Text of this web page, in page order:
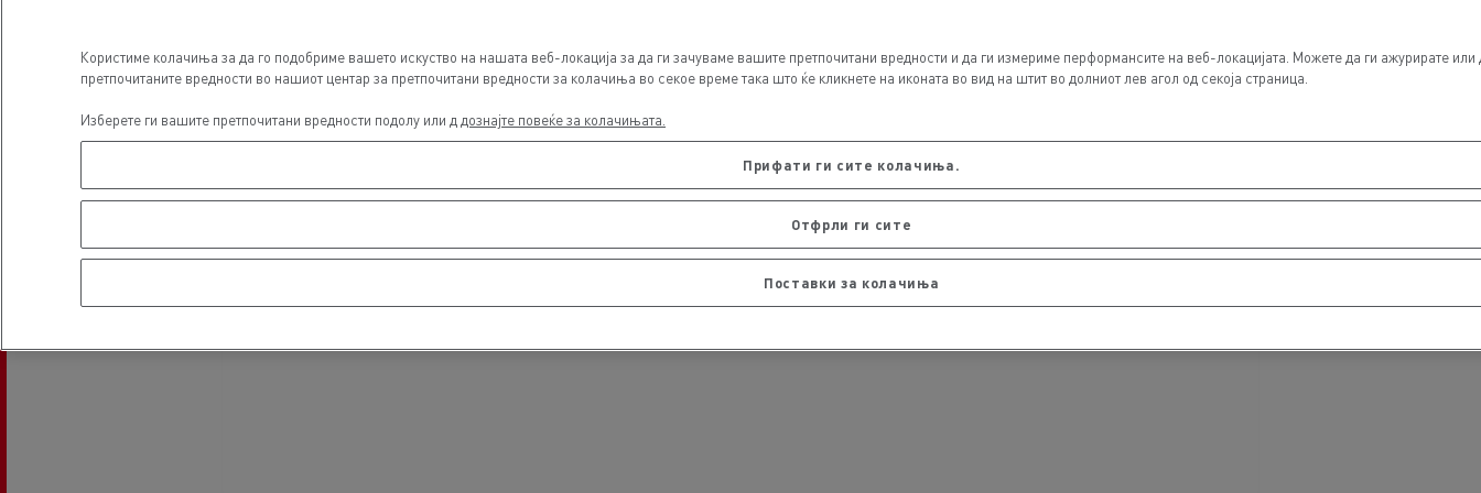
Користиме колачиња за да го подобриме вашето искуство на нашата веб-локација за да ги зачуваме вашите претпочитани вредности и да ги измериме перформансите на веб-локацијата. Можете да ги ажурирате или
претпочитаните вредности во нашиот центар за претпочитани вредности за колачиња во секое време така што ќе кликнете на иконата во вид на штит во долниот лев агол од секоја страница.
Изберете ги вашите претпочитани вредности подолу или д дознајте повеќе за колачињата.
Прифати ги сите колачиња.
Отфрли ги сите
Поставки за колачиња